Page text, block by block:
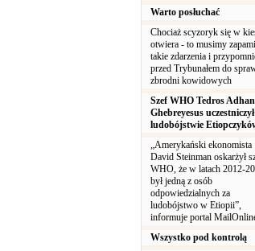
Warto posłuchać
Chociaż scyzoryk się w
otwiera - to musimy
takie zdarzenia i
przed Trybunałem do
zbrodni kowidowych
Szef WHO Tedros
Ghebreyesus
ludobójstwie
„Amerykański ekonomista
David Steinman oskarżył
WHO, że w latach 2012-
był jedną z osób
odpowiedzialnych za
ludobójstwo w Etiopii”,
informuje portal
Wszystko pod kontrolą